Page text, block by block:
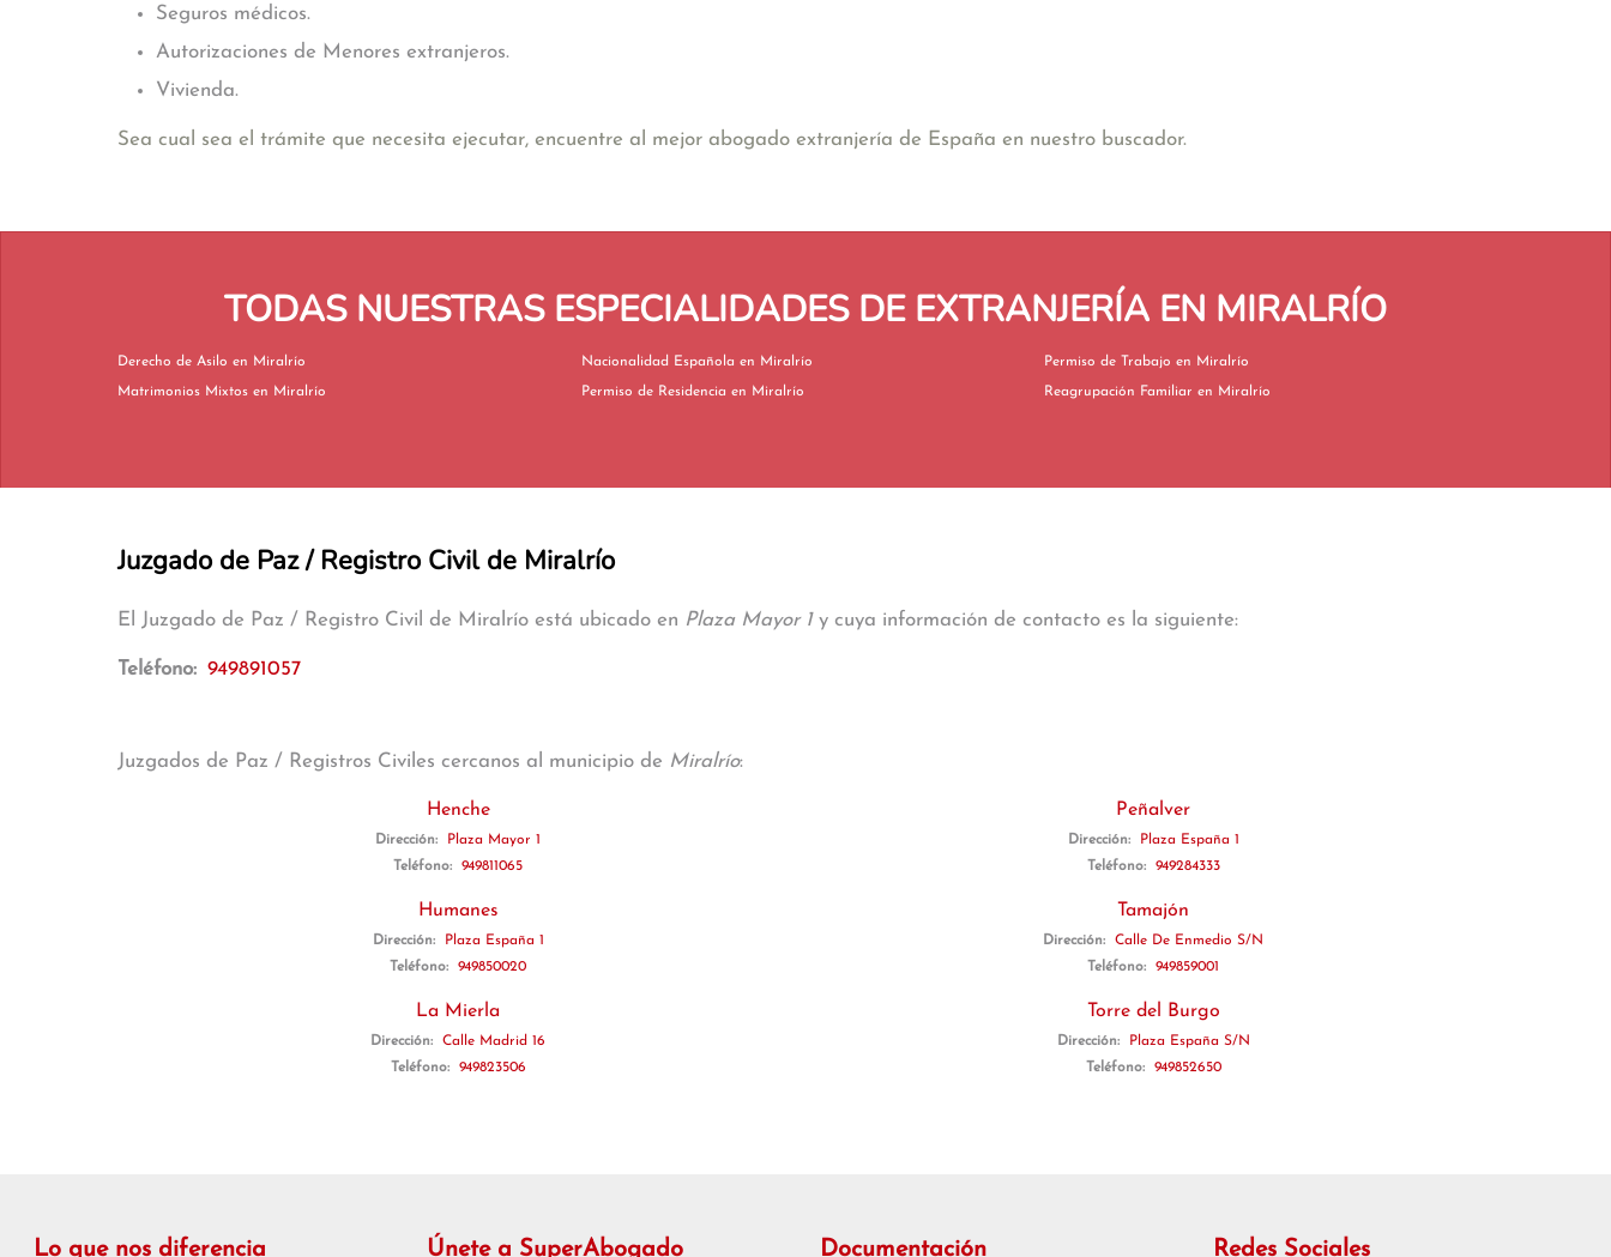
Seguros médicos.
Autorizaciones de Menores extranjeros.
Vivienda.
Sea cual sea el trámite que necesita ejecutar, encuentre al mejor abogado extranjería de España en nuestro buscador.
TODAS NUESTRAS ESPECIALIDADES DE EXTRANJERÍA EN MIRALRÍO
Derecho de Asilo en Miralrío
Matrimonios Mixtos en Miralrío
Nacionalidad Española en Miralrío
Permiso de Residencia en Miralrío
Permiso de Trabajo en Miralrío
Reagrupación Familiar en Miralrío
Juzgado de Paz / Registro Civil de Miralrío
El Juzgado de Paz / Registro Civil de Miralrío está ubicado en Plaza Mayor 1y cuya información de contacto es la siguiente:
Teléfono: 949891057
Juzgados de Paz / Registros Civiles cercanos al municipio de Miralrío:
Henche
Dirección:
Plaza Mayor 1
Teléfono:
949811065
Humanes
Dirección:
Plaza España 1
Teléfono:
949850020
La Mierla
Dirección:
Calle Madrid 16
Teléfono:
949823506
Peñalver
Dirección:
Plaza España 1
Teléfono:
949284333
Tamajón
Dirección:
Calle De Enmedio S/N
Teléfono:
949859001
Torre del Burgo
Dirección:
Plaza España S/N
Teléfono:
949852650
Lo que nos diferencia Únete a SuperAbogado Documentación Redes Sociales